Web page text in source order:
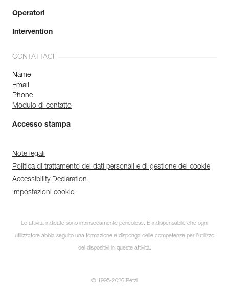
Operatori
Intervention
CONTATTACI
Name
Email
Phone
Modulo di contatto
Accesso stampa
Note legali
Politica di trattamento dei dati personali e di gestione dei cookie
Accessibility Declaration
Impostazioni cookie
Le attività indicate sono intrinsecamente pericolose. È indispensabile che ogni
utilizzatore abbia seguito una formazione e disponga delle competenze per l’utilizzo
dei dispositivi in queste attività.
© 1995-2026 Petzl